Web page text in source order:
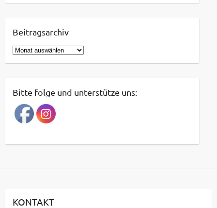
Beitragsarchiv
B
e
r
a
g
a
v
Bitte folge und unterstütze uns:
KONTAKT